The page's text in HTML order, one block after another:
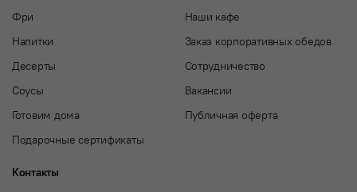
Фри
Напитки
Десерты
Соусы
Готовим дома
Подарочные сертификаты
Наши кафе
Заказ корпоративных обедов
Сотрудничество
Вакансии
Публичная оферта
Контакты